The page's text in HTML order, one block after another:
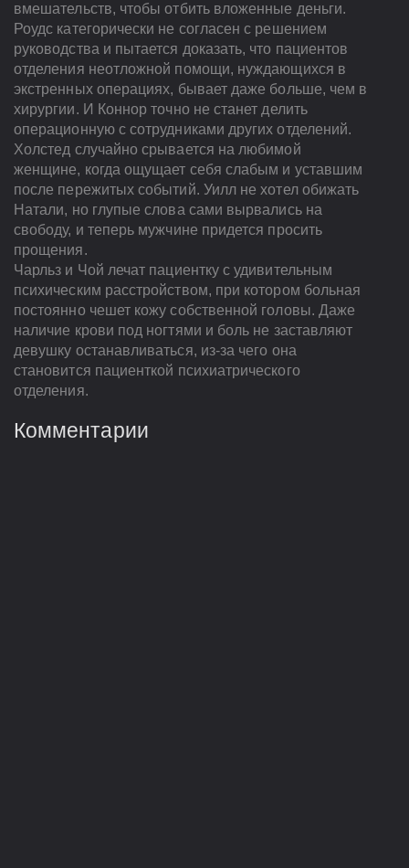
вмешательств, чтобы отбить вложенные деньги.
Роудс категорически не согласен с решением
руководства и пытается доказать, что пациентов
отделения неотложной помощи, нуждающихся в
экстренных операциях, бывает даже больше, чем в
хирургии. И Коннор точно не станет делить
операционную с сотрудниками других отделений.
Холстед случайно срывается на любимой
женщине, когда ощущает себя слабым и уставшим
после пережитых событий. Уилл не хотел обижать
Натали, но глупые слова сами вырвались на
свободу, и теперь мужчине придется просить
прощения.
Чарльз и Чой лечат пациентку с удивительным
психическим расстройством, при котором больная
постоянно чешет кожу собственной головы. Даже
наличие крови под ногтями и боль не заставляют
девушку останавливаться, из-за чего она
становится пациенткой психиатрического
отделения.
Комментарии